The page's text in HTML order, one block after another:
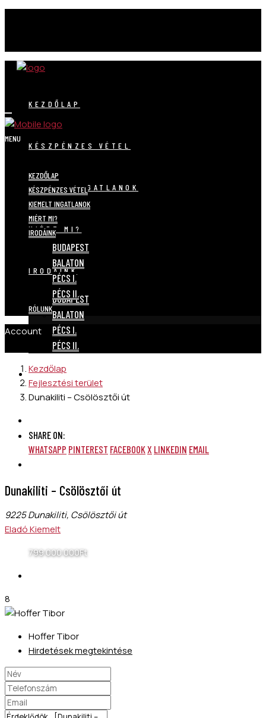
KEZDŐLAP
KÉSZPÉNZES VÉTEL
KIEMELT INGATLANOK
MIÉRT MI?
IRODÁINK
BUDAPEST
BALATON
PÉCS I.
PÉCS II.
RÓLUNK
MENU
KEZDŐLAP
KÉSZPÉNZES VÉTEL
KIEMELT INGATLANOK
MIÉRT MI?
IRODÁINK
BUDAPEST
BALATON
PÉCS I.
PÉCS II.
RÓLUNK
Account
Kezdőlap
Fejlesztési terület
Dunakiliti – Csölösztői út
SHARE ON:
WHATSAPP PINTEREST FACEBOOKX LINKEDIN EMAIL
Dunakiliti – Csölösztői út
9225 Dunakiliti, Csölösztői út
EladóKiemelt
799 000 000Ft
8
Hoffer Tibor
Hirdetések megtekintése